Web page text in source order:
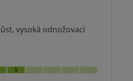
vysoká odnožovací
5